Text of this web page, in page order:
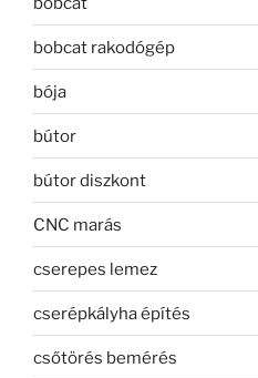
bobcat rakodógép
bója
bútor
bútor diszkont
CNC marás
cserepes lemez
cserépkályha építés
csőtörés bemérés